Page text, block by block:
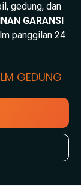
gedung, dan
GARANSI
panggilan 24
GEDUNG